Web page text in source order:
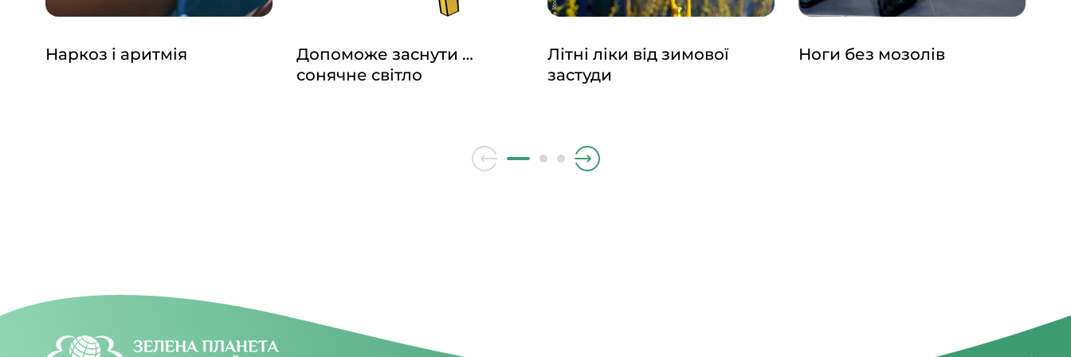
Наркоз і аритмія
Допоможе заснути …
сонячне світло
Літні ліки від зимової
застуди
Ноги без мозолів